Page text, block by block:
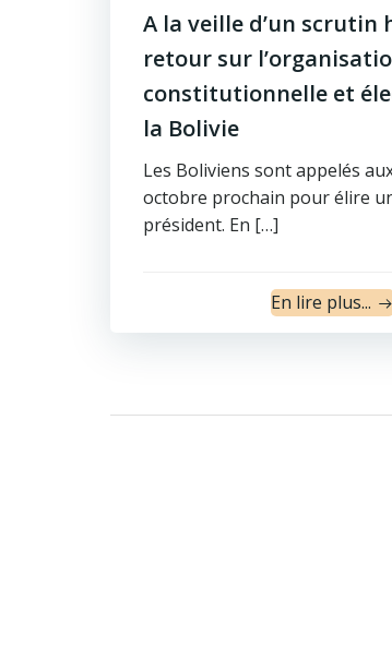
A la veille d’un scrutin
retour sur
constitutionnelle et
la Bolivie
Les Boliviens sont appelés
octobre prochain pour élire
président. En […]
En lire plus...